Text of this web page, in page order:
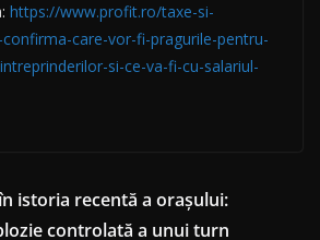
https://www.profit.ro/taxe-si-
care-vor-fi-pragurile-pentru-
si-ce-va-fi-cu-salariul-
istoria recentă a orașului:
controlată a unui turn